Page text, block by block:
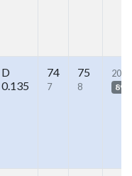
D
0.135
74
7
75
8 89